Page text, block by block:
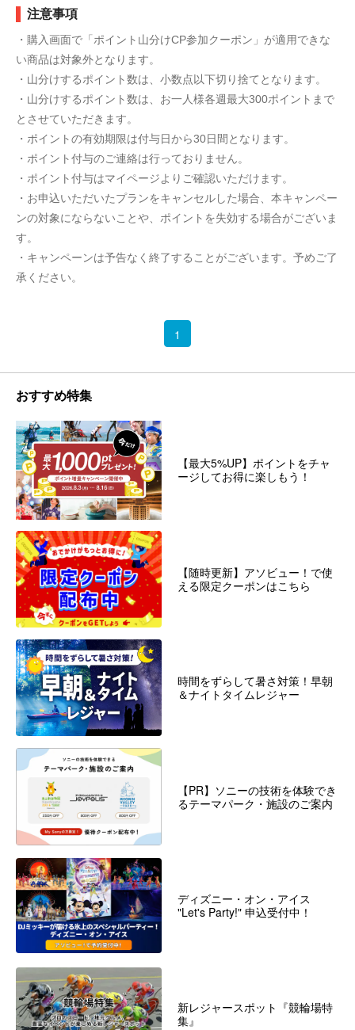
注意事項
・購入画面で「ポイント山分けCP参加クーポン」が適用できな
い商品は対象外となります。
・山分けするポイント数は、小数点以下切り捨てとなります。
・山分けするポイント数は、お一人様各週最大300ポイントまで
とさせていただきます。
・ポイントの有効期限は付与日から30日間となります。
・ポイント付与のご連絡は行っておりません。
・ポイント付与はマイページよりご確認いただけます。
・お申込いただいたプランをキャンセルした場合、本キャンペー
ンの対象にならないことや、ポイントを失効する場合がございま
す。
・キャンペーンは予告なく終了することがございます。予めご了
承ください。
1
おすすめ特集
【最大5%UP】ポイントをチャ
ージしてお得に楽しもう！
【随時更新】アソビュー！で使
える限定クーポンはこちら
時間をずらして暑さ対策！早朝
＆ナイトタイムレジャー
【PR】ソニーの技術を体験でき
るテーマパーク・施設のご案内
ディズニー・オン・アイス
"Let's Party!" 申込受付中！
新レジャースポット『競輪場特
集』